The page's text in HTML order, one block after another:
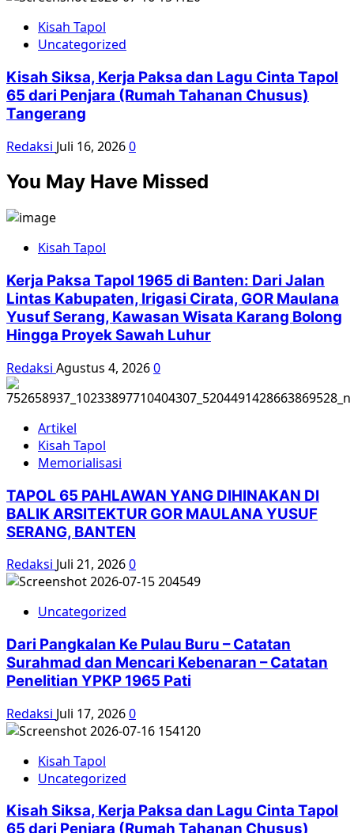
Kisah Tapol
Uncategorized
Kisah Siksa, Kerja Paksa dan Lagu Cinta Tapol
65 dari Penjara (Rumah Tahanan Chusus)
Tangerang
Redaksi Juli 16, 20260
You May Have Missed
Kisah Tapol
Kerja Paksa Tapol 1965 di Banten: Dari Jalan
Lintas Kabupaten, Irigasi Cirata, GOR Maulana
Yusuf Serang, Kawasan Wisata Karang Bolong
Hingga Proyek Sawah Luhur
Redaksi Agustus 4, 20260
Artikel
Kisah Tapol
Memorialisasi
TAPOL 65 PAHLAWAN YANG DIHINAKAN DI
BALIK ARSITEKTUR GOR MAULANA YUSUF
SERANG, BANTEN
Redaksi Juli 21, 20260
Uncategorized
Dari Pangkalan Ke Pulau Buru – Catatan
Surahmad dan Mencari Kebenaran – Catatan
Penelitian YPKP 1965 Pati
Redaksi Juli 17, 20260
Kisah Tapol
Uncategorized
Kisah Siksa, Kerja Paksa dan Lagu Cinta Tapol
65 dari Penjara (Rumah Tahanan Chusus)